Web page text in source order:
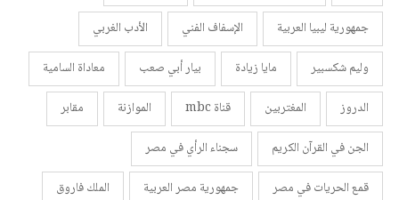
جمهورية ليبيا العربية
الإسفاف الفني
الأدب الغربي
وليم شكسبير
مايا زيادة بيار أبي صعب
معاداة السامية
الدروز
المغتربين قناة mbc الموازنة
مقابر
الجن في القرآن الكريم
سجناء الرأي في مصر
قمع الحريات في مصر
جمهورية مصر العربية
الملك فاروق